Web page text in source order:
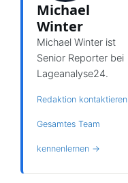
Michael
Winter
Michael Winter ist
Senior Reporter bei
Lageanalyse24.
Redaktion kontaktieren
Gesamtes Team
kennenlernen →